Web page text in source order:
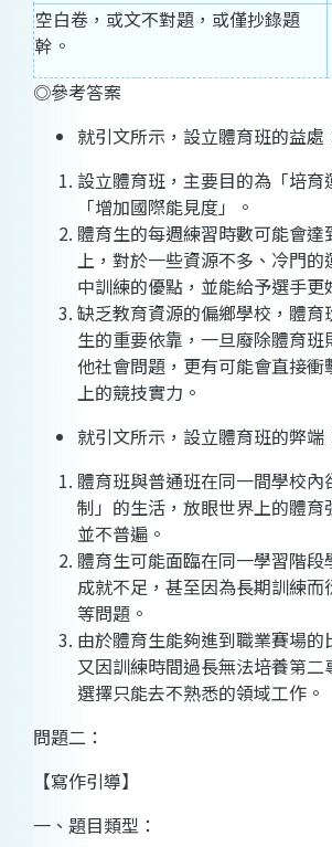
空白卷，或文不對題，或僅抄錄題
幹。
◎參考答案
就引文所示，設立體育班的益處
設立體育班，主要目的為「培育
「增加國際能見度」。
體育生的每週練習時數可能會達
上，對於一些資源不多、冷門的
中訓練的優點，並能給予選手更
缺乏教育資源的偏鄉學校，體育
生的重要依靠，一旦廢除體育班
他社會問題，更有可能會直接衝
上的競技實力。
就引文所示，設立體育班的弊端
體育班與普通班在同一間學校內
制」的生活，放眼世界上的體育
並不普遍。
體育生可能面臨在同一學習階段
成就不足，甚至因為長期訓練而
等問題。
由於體育生能夠進到職業賽場的
又因訓練時間過長無法培養第二
選擇只能去不熟悉的領域工作。
問題二：
【寫作引導】
一、題目類型：